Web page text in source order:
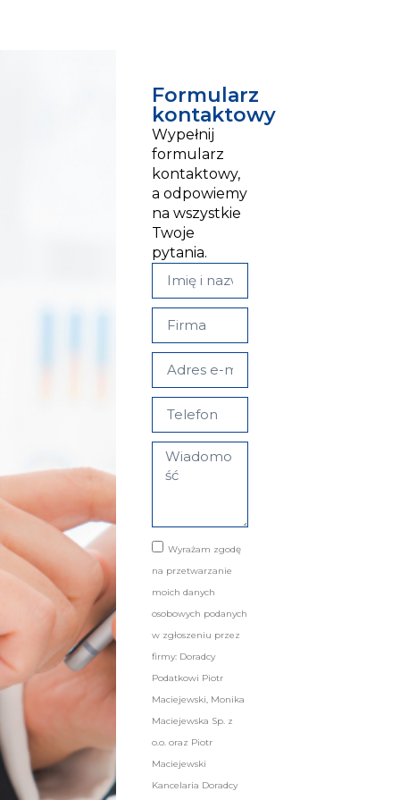
Formularz
kontaktowy
Wypełnij
formularz
kontaktowy,
a odpowiemy
na wszystkie
Twoje
pytania.
Wyrażam zgodę
na przetwarzanie
moich danych
osobowych podanych
w zgłoszeniu przez
firmy: Doradcy
Podatkowi Piotr
Maciejewski, Monika
Maciejewska Sp. z
o.o. oraz Piotr
Maciejewski
Kancelaria Doradcy